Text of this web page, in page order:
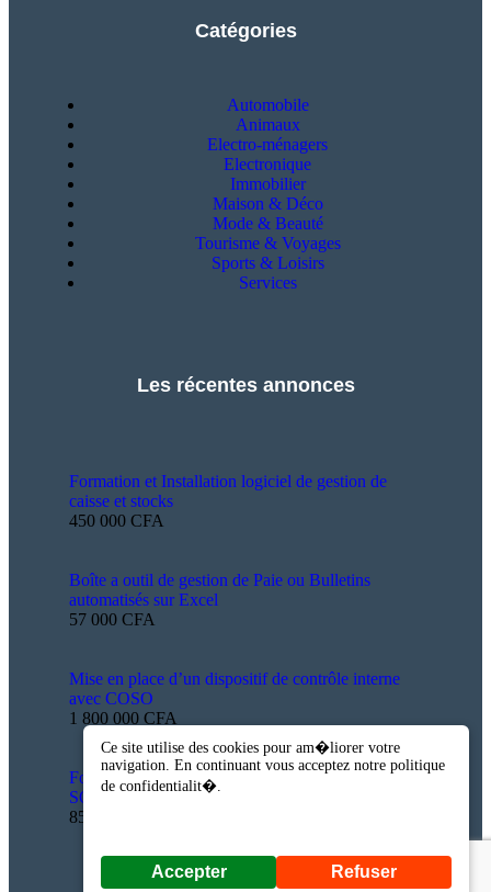
Catégories
Automobile
Animaux
Electro-ménagers
Electronique
Immobilier
Maison & Déco
Mode & Beauté
Tourisme & Voyages
Sports & Loisirs
Services
Les récentes annonces
Formation et Installation logiciel de gestion de
caisse et stocks
450 000 CFA
Boîte a outil de gestion de Paie ou Bulletins
automatisés sur Excel
57 000 CFA
Mise en place d’un dispositif de contrôle interne
avec COSO
1 800 000 CFA
Formation aux techniques d’analyse des données
SQL+Sage+Excel+Power BI
850 000 CFA
Ce site utilise des cookies pour am�liorer votre
navigation. En continuant vous acceptez notre politique
de confidentialit�.
Accepter Refuser